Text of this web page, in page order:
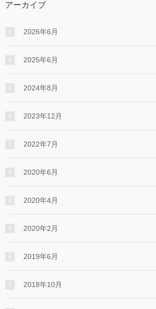
アーカイブ
2026年6月
2025年6月
2024年8月
2023年12月
2022年7月
2020年6月
2020年4月
2020年2月
2019年6月
2018年10月